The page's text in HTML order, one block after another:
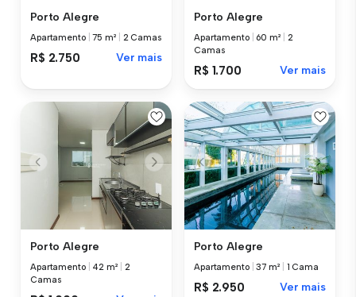
Porto Alegre
Apartamento |75 m² 2 Camas
R$ 2.750 Ver mais
Porto Alegre
Apartamento 60 m²
2
Camas
R$ 1.700 Ver mais
Porto Alegre
Apartamento 42 m²
2
Camas
Porto Alegre
Apartamento |37 m² 1 Cama
R$ 2.950 Ver mais